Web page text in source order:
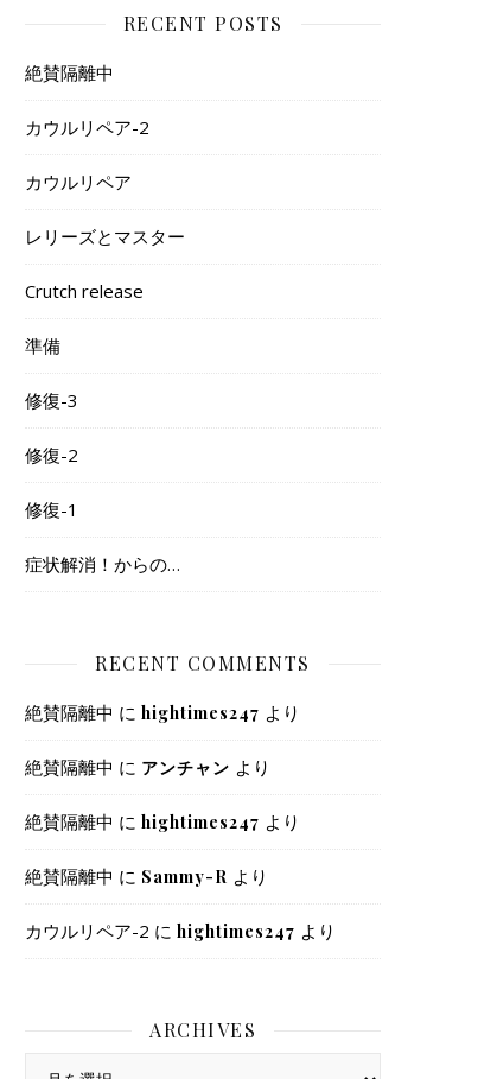
RECENT POSTS
絶賛隔離中
カウルリペア-2
カウルリペア
レリーズとマスター
Crutch release
準備
修復-3
修復-2
修復-1
症状解消！からの…
RECENT COMMENTS
絶賛隔離中 に hightimes247 より
絶賛隔離中 に アンチャン より
絶賛隔離中 に hightimes247 より
絶賛隔離中 に Sammy-R より
カウルリペア-2 に hightimes247 より
ARCHIVES
Archives